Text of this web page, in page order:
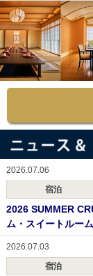
2026.07.06
宿泊
2026 SUMMER
ム・スイートルー
2026.07.03
宿泊